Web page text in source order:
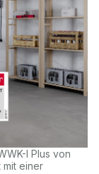
I Plus von
mit einer